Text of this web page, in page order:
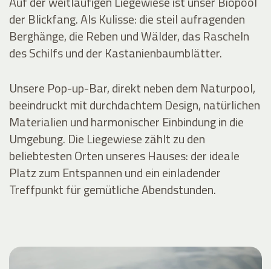
der Blickfang. Als Kulisse: die steil aufragenden
Berghänge, die Reben und Wälder, das Rascheln
des Schilfs und der Kastanienbaumblätter.
Unsere Pop-up-Bar, direkt neben dem Naturpool,
beeindruckt mit durchdachtem Design, natürlichen
Materialien und harmonischer Einbindung in die
Umgebung. Die Liegewiese zählt zu den
beliebtesten Orten unseres Hauses: der ideale
Platz zum Entspannen und ein einladender
Treffpunkt für gemütliche Abendstunden.